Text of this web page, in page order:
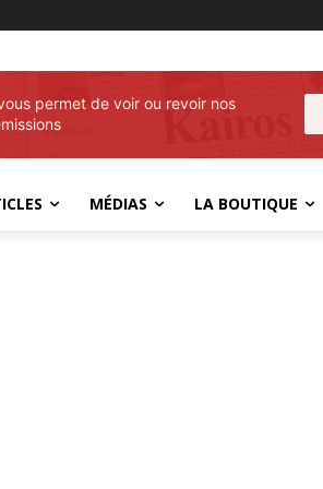
permet de voir ou revoir nos
MÉDIAS LA BOUTIQUE